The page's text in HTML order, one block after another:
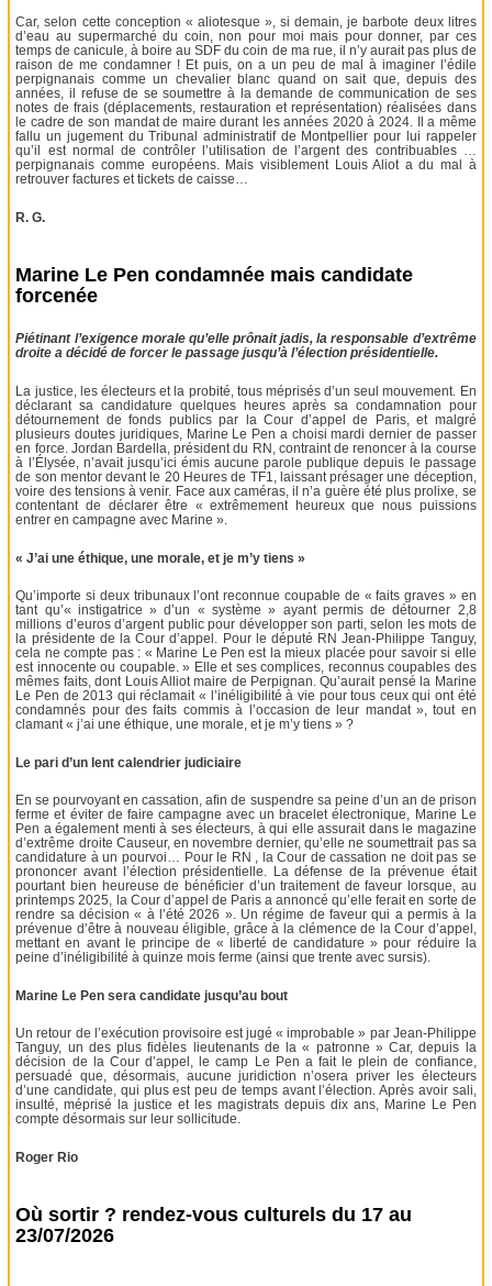
Car, selon cette conception « aliotesque », si demain, je barbote deux litres
d’eau au supermarché du coin, non pour moi mais pour donner, par ces
temps de canicule, à boire au SDF du coin de ma rue, il n’y aurait pas plus de
raison de me condamner ! Et puis, on a un peu de mal à imaginer l’édile
perpignanais comme un chevalier blanc quand on sait que, depuis des
années, il refuse de se soumettre à la demande de communication de ses
notes de frais (déplacements, restauration et représentation) réalisées dans
le cadre de son mandat de maire durant les années 2020 à 2024. Il a même
fallu un jugement du Tribunal administratif de Montpellier pour lui rappeler
qu’il est normal de contrôler l’utilisation de l’argent des contribuables …
perpignanais comme européens. Mais visiblement Louis Aliot a du mal à
retrouver factures et tickets de caisse…
R. G.
Marine Le Pen condamnée mais candidate
forcenée
Piétinant l’exigence morale qu’elle prônait jadis, la responsable d’extrême
droite a décidé de forcer le passage jusqu’à l’élection présidentielle.
La justice, les électeurs et la probité, tous méprisés d’un seul mouvement. En
déclarant sa candidature quelques heures après sa condamnation pour
détournement de fonds publics par la Cour d’appel de Paris, et malgré
plusieurs doutes juridiques, Marine Le Pen a choisi mardi dernier de passer
en force. Jordan Bardella, président du RN, contraint de renoncer à la course
à l’Élysée, n’avait jusqu’ici émis aucune parole publique depuis le passage
de son mentor devant le 20 Heures de TF1, laissant présager une déception,
voire des tensions à venir. Face aux caméras, il n’a guère été plus prolixe, se
contentant de déclarer être « extrêmement heureux que nous puissions
entrer en campagne avec Marine ».
« J’ai une éthique, une morale, et je m’y tiens »
Qu’importe si deux tribunaux l’ont reconnue coupable de « faits graves » en
tant qu’« instigatrice » d’un « système » ayant permis de détourner 2,8
millions d’euros d’argent public pour développer son parti, selon les mots de
la présidente de la Cour d’appel. Pour le député RN Jean-Philippe Tanguy,
cela ne compte pas : « Marine Le Pen est la mieux placée pour savoir si elle
est innocente ou coupable. » Elle et ses complices, reconnus coupables des
mêmes faits, dont Louis Alliot maire de Perpignan. Qu’aurait pensé la Marine
Le Pen de 2013 qui réclamait « l’inéligibilité à vie pour tous ceux qui ont été
condamnés pour des faits commis à l’occasion de leur mandat », tout en
clamant « j’ai une éthique, une morale, et je m’y tiens » ?
Le pari d’un lent calendrier judiciaire
En se pourvoyant en cassation, afin de suspendre sa peine d’un an de prison
ferme et éviter de faire campagne avec un bracelet électronique, Marine Le
Pen a également menti à ses électeurs, à qui elle assurait dans le magazine
d’extrême droite Causeur, en novembre dernier, qu’elle ne soumettrait pas sa
candidature à un pourvoi… Pour le RN , la Cour de cassation ne doit pas se
prononcer avant l’élection présidentielle. La défense de la prévenue était
pourtant bien heureuse de bénéficier d’un traitement de faveur lorsque, au
printemps 2025, la Cour d’appel de Paris a annoncé qu’elle ferait en sorte de
rendre sa décision « à l’été 2026 ». Un régime de faveur qui a permis à la
prévenue d’être à nouveau éligible, grâce à la clémence de la Cour d’appel,
mettant en avant le principe de « liberté de candidature » pour réduire la
peine d’inéligibilité à quinze mois ferme (ainsi que trente avec sursis).
Marine Le Pen sera candidate jusqu’au bout
Un retour de l’exécution provisoire est jugé « improbable » par Jean-Philippe
Tanguy, un des plus fidèles lieutenants de la « patronne » Car, depuis la
décision de la Cour d’appel, le camp Le Pen a fait le plein de confiance,
persuadé que, désormais, aucune juridiction n’osera priver les électeurs
d’une candidate, qui plus est peu de temps avant l’élection. Après avoir sali,
insulté, méprisé la justice et les magistrats depuis dix ans, Marine Le Pen
compte désormais sur leur sollicitude.
Roger Rio
Où sortir ? rendez-vous culturels du 17 au
23/07/2026